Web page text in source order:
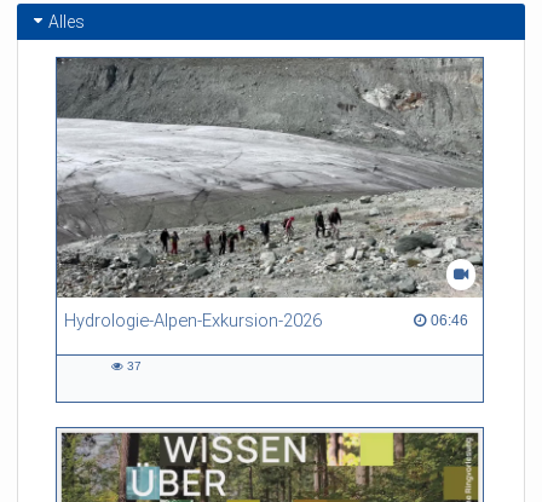
Alles
Hydrologie-Alpen-Exkursion-2026 06:46
06:46 duration
37